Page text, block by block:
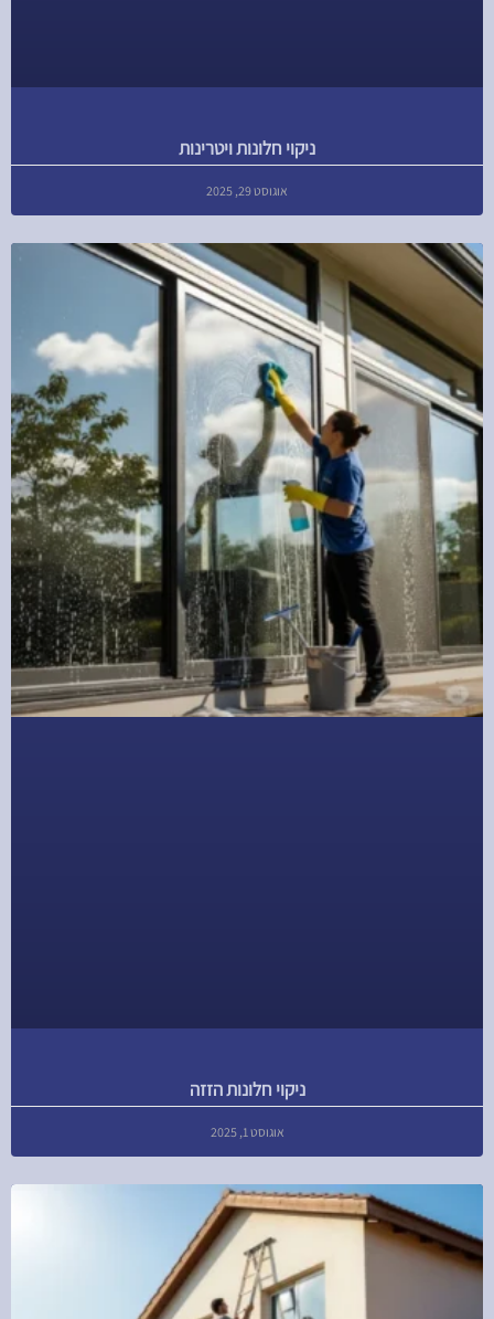
ניקוי חלונות ויטרינות
אוגוסט 29, 2025
ניקוי חלונות הזזה
אוגוסט 1, 2025